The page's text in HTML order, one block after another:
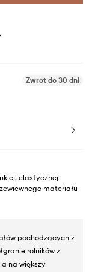
Zwrot do 30 dni
elastycznej
materiału
pochodzących z
rolników z
na większy